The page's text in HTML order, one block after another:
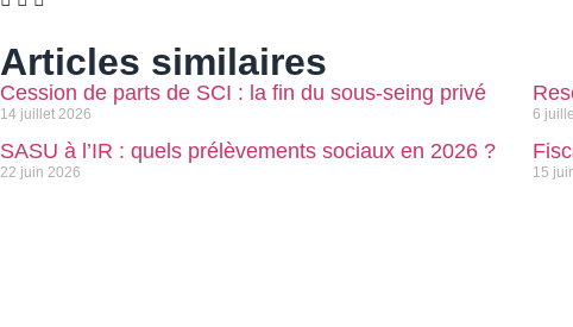
Articles similaires
Cession de parts de SCI : la fin du sous-seing privé
14 juillet 2026 6
SASU à l’IR : quels prélèvements sociaux en 2026 ?
22 juin 2026 15